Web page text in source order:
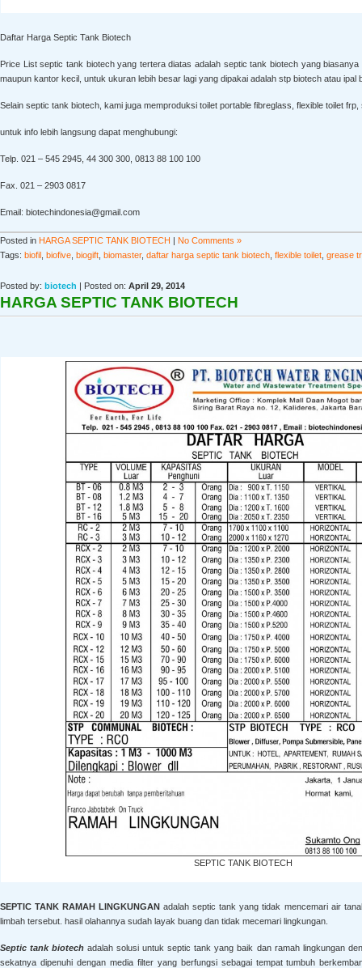
Daftar Harga Septic Tank Biotech
Price List septic tank biotech yang tertera diatas adalah septic tank biotech yang
maupun kantor kecil, untuk ukuran lebih besar lagi yang dipakai adalah stp biotech atau ipal
Selain septic tank biotech, kami juga memproduksi toilet portable fibreglass, flexible toilet
untuk info lebih langsung dapat menghubungi:
Telp. 021 – 545 2945, 44 300 300, 0813 88 100 100
Fax. 021 – 2903 0817
Email: biotechindonesia@gmail.com
Posted in HARGA SEPTIC TANK BIOTECH | No Comments »
Tags: biofil biofive biogift biomaster, daftar harga septic tank biotech flexible toilet grease
Posted by: biotech | Posted on: April 29, 2014
HARGA SEPTIC TANK BIOTECH
SEPTIC TANK BIOTECH
SEPTIC TANK RAMAH LINGKUNGAN adalah septic tank yang tidak mencemari air
limbah tersebut. hasil olahannya sudah layak buang dan tidak mecemari lingkungan.
Septic tank biotech adalah solusi untuk septic tank yang baik dan ramah lingkungan
sekatnya dipenuhi dengan media filter yang berfungsi sebagai tempat tumbuh